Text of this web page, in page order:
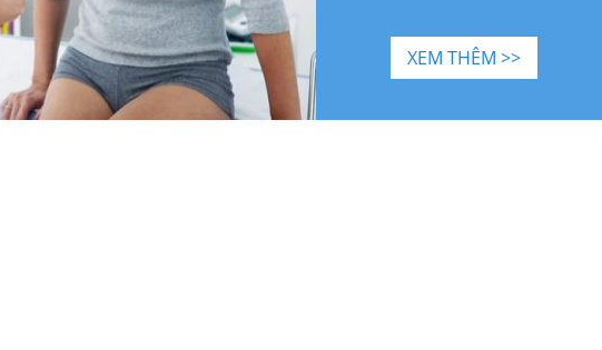
XEM THÊM >>